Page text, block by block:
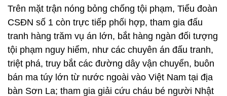
"mặt sắt" và nhà riêng đối tượng, lực lượng chức
năng thu được 568 động vật quý hiếm có trọng
lượng 1.249kg. Ngay trong đêm, Tiểu đoàn CSĐN
số 1 đã áp tải toàn bộ đối tượng và tang vật về để
Ban chuyên án xử lý theo quy định của pháp luật.
Góp sức trong việc phá các đại án